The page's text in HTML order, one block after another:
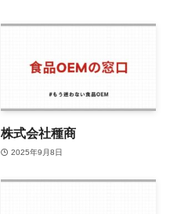
株式会社種商
2025年9月8日